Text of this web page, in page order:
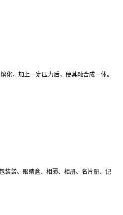
，加上一定压力后，使其融合成一体。
装袋、眼睛盒、相薄、相册、名片册、记